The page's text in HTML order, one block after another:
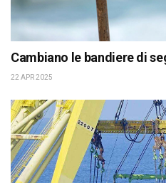
Cambiano le bandiere di
22 APR 2025